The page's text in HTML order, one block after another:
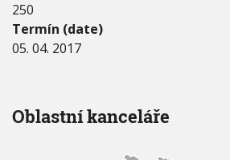
250
Termín (date)
05. 04. 2017
Oblastní kanceláře